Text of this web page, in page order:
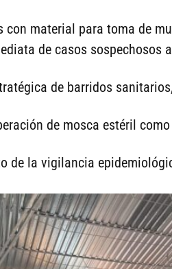
con material para toma de
de casos sospechosos
de barridos
de mosca estéril
de la vigilancia